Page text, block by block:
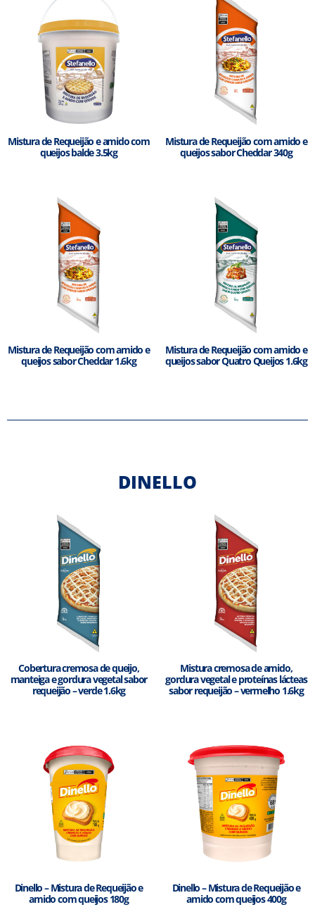
Mistura de Requeijão e amido com
queijos balde 3.5kg
Mistura de Requeijão com amido e
queijos sabor Cheddar 340g
Mistura de Requeijão com amido e
queijos sabor Cheddar 1.6kg
Mistura de Requeijão com amido e
queijos sabor Quatro Queijos 1.6kg
DINELLO
Cobertura cremosa de queijo,
manteiga e gordura vegetal sabor
requeijão – verde 1.6kg
Mistura cremosa de amido,
gordura vegetal e proteínas lácteas
sabor requeijão – vermelho 1.6kg
Dinello – Mistura de Requeijão e
amido com queijos 180g
Dinello – Mistura de Requeijão e
amido com queijos 400g